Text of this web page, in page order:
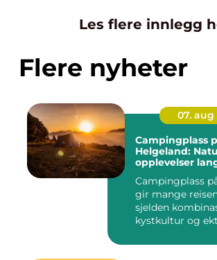
Les flere innlegg
Flere nyheter
07. aug
Campingplass
Helgeland:
opplevelser
Campingplass
gir mange
sjelden
kystkultur og